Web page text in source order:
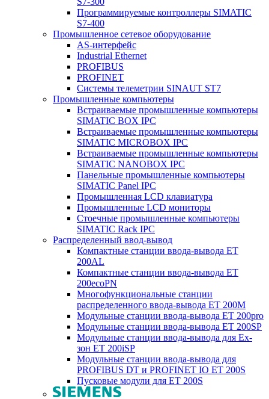
Программируемые контроллеры SIMATIC
S7-400
Промышленное сетевое оборудование
AS-интерфейс
Industrial Ethernet
PROFIBUS
PROFINET
Системы телеметрии SINAUT ST7
Промышленные компьютеры
Встраиваемые промышленные компьютеры
SIMATIC BOX IPC
Встраиваемые промышленные компьютеры
SIMATIC MICROBOX IPC
Встраиваемые промышленные компьютеры
SIMATIC NANOBOX IPC
Панельные промышленные компьютеры
SIMATIC Panel IPC
Промышленная LCD клавиатура
Промышленные LCD мониторы
Стоечные промышленные компьютеры
SIMATIC Rack IPC
Распределенный ввод-вывод
Компактные станции ввода-вывода ET
200AL
Компактные станции ввода-вывода ET
200ecoPN
Многофункциональные станции
распределенного ввода-вывода ET 200M
Модульные станции ввода-вывода ET 200pro
Модульные станции ввода-вывода ET 200SP
Модульные станции ввода-вывода для Ex-
зон ET 200iSP
Модульные станции ввода-вывода для
PROFIBUS DT и PROFINET IO ET 200S
Пусковые модули для ET 200S